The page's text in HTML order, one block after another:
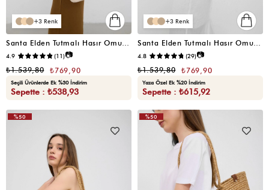
3
Santa Elden Tutmalı Hasır Omuz Çantası Krem
4.9 (11)📷
₺769,90
₺1.539,80
Seçili Ürünlerde Ek %30 İndirim
Sepette : ₺538,93
3
Santa Elden Tutmalı Hasır Omuz Çantası Vizon
4.8 (29)📷
₺769,90
₺1.539,80
Yaza Özel Ek %20 İndirim
Sepette : ₺615,92
%50 %50